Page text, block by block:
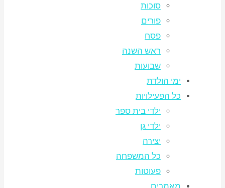
סוכות
פורים
פסח
ראש השנה
שבועות
ימי הולדת
כל הפעילויות
ילדי בית ספר
ילדי גן
יצירה
כל המשפחה
פעוטות
מאמרים